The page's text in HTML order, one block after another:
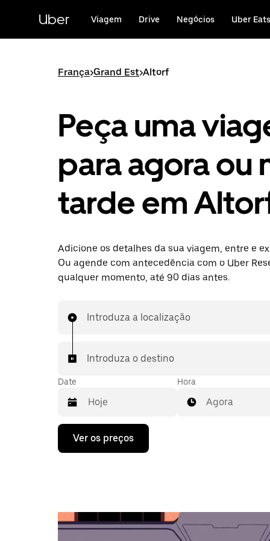
conteúdo
Uber Viagem Drive Negócios Uber Eats
França>Grand Est>Altorf
Peça uma
para agora ou
tarde em
Adicione os detalhes da sua viagem, entre e
Ou agende com antecedência com o Uber
qualquer momento, até 90 dias antes.
Introduza a localização
Introduza o destino
Date
Prima
tecla
o
calendário
Hora
Agora
Ver os preços